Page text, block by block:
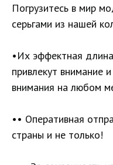
Погрузитесь в мир
серьгами из нашей
•Их эффектная
привлекут внимание
внимания на любом
•• Оперативная
страны и не только!